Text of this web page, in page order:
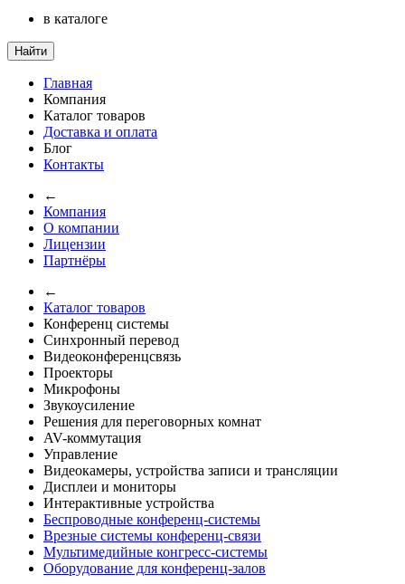
в каталоге
Найти
Главная
Компания
Каталог товаров
Доставка и оплата
Блог
Контакты
←
Компания
О компании
Лицензии
Партнёры
←
Каталог товаров
Конференц системы
Синхронный перевод
Видеоконференцсвязь
Проекторы
Микрофоны
Звукоусиление
Решения для переговорных комнат
AV-коммутация
Управление
Видеокамеры, устройства записи и трансляции
Дисплеи и мониторы
Интерактивные устройства
Беспроводные конференц-системы
Врезные системы конференц-связи
Мультимедийные конгресс-системы
Оборудование для конференц-залов